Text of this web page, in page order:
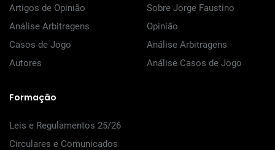
Artigos de Opinião
Análise Arbitragens
Casos de Jogo
Autores
Sobre Jorge Faustino
Opinião
Análise Arbitragens
Análise Casos de Jogo
Formação
Leis e Regulamentos 25/26
Circulares e Comunicados